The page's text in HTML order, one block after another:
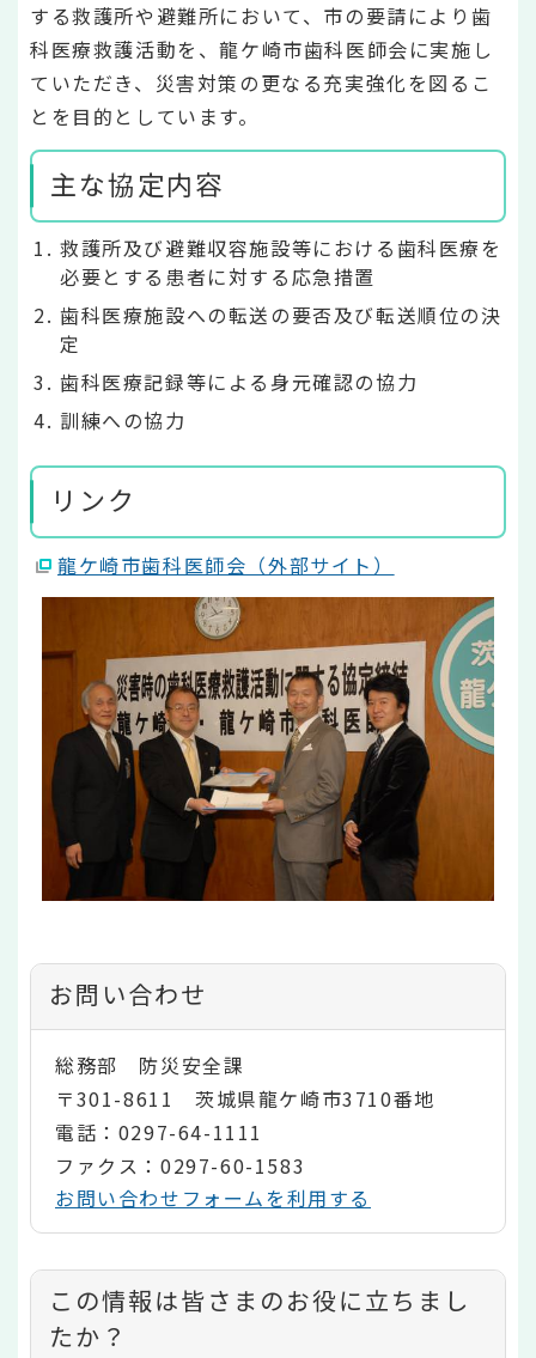
する救護所や避難所において、市の要請により歯
科医療救護活動を、龍ケ崎市歯科医師会に実施し
ていただき、災害対策の更なる充実強化を図るこ
とを目的としています。
主な協定内容
救護所及び避難収容施設等における歯科医療を
必要とする患者に対する応急措置
歯科医療施設への転送の要否及び転送順位の決
定
歯科医療記録等による身元確認の協力
訓練への協力
リンク
龍ケ崎市歯科医師会（外部サイト）
お問い合わせ
総務部 防災安全課
〒301-8611 茨城県龍ケ崎市3710番地
電話：0297-64-1111
ファクス：0297-60-1583
お問い合わせフォームを利用する
コ
ン
この情報は皆さまのお役に立ちまし
たか？